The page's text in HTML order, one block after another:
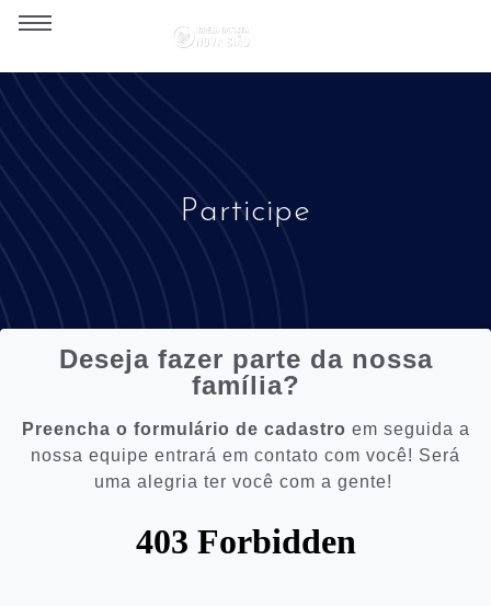
Participe
Deseja fazer parte da nossa
família?
Preencha o formulário de cadastro em seguida a
nossa equipe entrará em contato com você! Será
uma alegria ter você com a gente!